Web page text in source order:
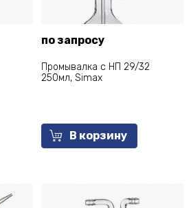
по запросу
Промывалка с НП 29/32
250мл, Simax
В корзину